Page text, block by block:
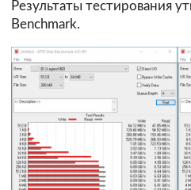
Результаты тестирования
Benchmark.